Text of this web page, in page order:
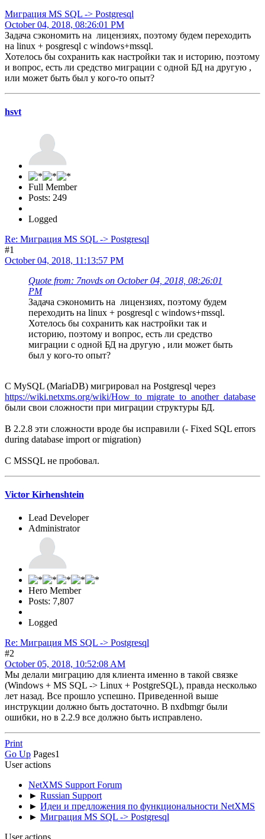
Миграция MS SQL -> Postgresql
October 04, 2018, 08:26:01 PM
Задача сэкономить на лицензиях, поэтому будем переходить
на linux + posgresql c windows+mssql.
Хотелось бы сохранить как настройки так и историю, поэтому
и вопрос, есть ли средство миграции с одной БД на другую ,
или может быть был у кого-то опыт?
hsvt
Full Member
Posts: 249
Logged
Re: Миграция MS SQL -> Postgresql
#1
October 04, 2018, 11:13:57 PM
Quote from: 7novds on October 04, 2018, 08:26:01
PM
Задача сэкономить на лицензиях, поэтому будем
переходить на linux + posgresql c windows+mssql.
Хотелось бы сохранить как настройки так и
историю, поэтому и вопрос, есть ли средство
миграции с одной БД на другую , или может быть
был у кого-то опыт?
С MySQL (MariaDB) мигрировал на Postgresql через
https://wiki.netxms.org/wiki/How_to_migrate_to_another_database
были свои сложности при миграции структуры БД.
В 2.2.8 эти сложности вроде бы исправили (- Fixed SQL errors
during database import or migration)
С MSSQL не пробовал.
Victor Kirhenshtein
Lead Developer
Administrator
Hero Member
Posts: 7,807
Logged
Re: Миграция MS SQL -> Postgresql
#2
October 05, 2018, 10:52:08 AM
Мы делали миграцию для клиента именно в такой связке
(Windows + MS SQL -> Linux + PostgreSQL), правда несколько
лет назад. Все прошло успешно. Приведенной выше
инструкции должно быть достаточно. В nxdbmgr были
ошибки, но в 2.2.9 все должно быть исправлено.
Print
Go Up Pages1
User actions
NetXMS Support Forum
► Russian Support
► Идеи и предложения по функциональности NetXMS
► Миграция MS SQL -> Postgresql
User actions